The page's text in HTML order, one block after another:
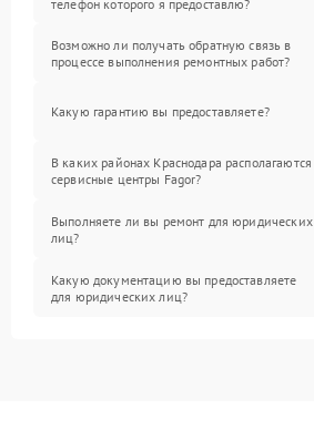
телефон которого я предоставлю?
Возможно ли получать обратную связь в
процессе выполнения ремонтных работ?
Какую гарантию вы предоставляете?
В каких районах Краснодара располагаются
сервисные центры Fagor?
Выполняете ли вы ремонт для юридических
лиц?
Какую документацию вы предоставляете
для юридических лиц?